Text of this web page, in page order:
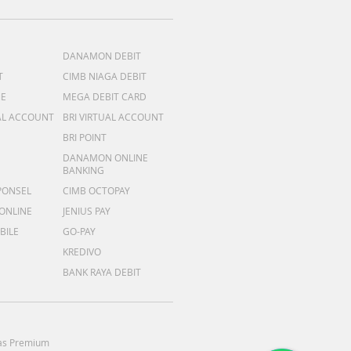
DANAMON DEBIT
CIMB NIAGA DEBIT
MEGA DEBIT CARD
ACCOUNT
BRI VIRTUAL ACCOUNT
BRI POINT
DANAMON ONLINE
BANKING
CIMB OCTOPAY
JENIUS PAY
GO-PAY
KREDIVO
BANK RAYA DEBIT
Premium